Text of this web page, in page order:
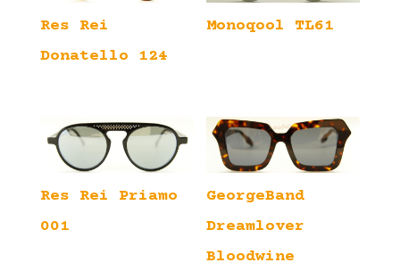
Res Rei
Donatello 124
Monoqool TL61
Res Rei Priamo
001
GeorgeBand
Dreamlover
Bloodwine